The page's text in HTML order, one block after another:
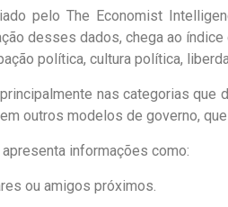
pelo The Economist
desses dados, chega ao
política, cultura política,
nas categorias
outros modelos de governo, que
informações como:
ou amigos próximos.